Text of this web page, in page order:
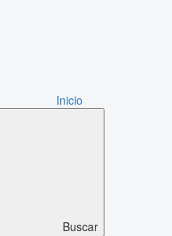
Inicio
Buscar